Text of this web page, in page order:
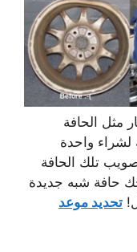
مثل الحافة
لشراء واحدة
تلك الحافة
حافة شبه جديدة
تحديد موعد